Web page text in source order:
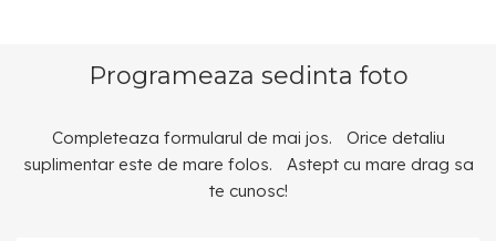
Programeaza sedinta foto
Completeaza formularul de mai jos. Orice detaliu
suplimentar este de mare folos. Astept cu mare drag sa
te cunosc!